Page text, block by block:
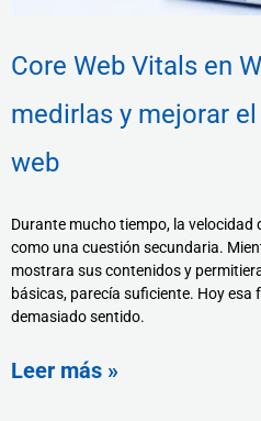
Core Web Vitals en
medirlas y mejorar
web
Durante mucho tiempo, la velocidad
como una cuestión secundaria.
mostrara sus contenidos y
básicas, parecía suficiente. Hoy esa
demasiado sentido.
Leer más »